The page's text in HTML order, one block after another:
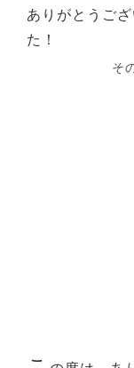
ありがとうござ
た！
そ